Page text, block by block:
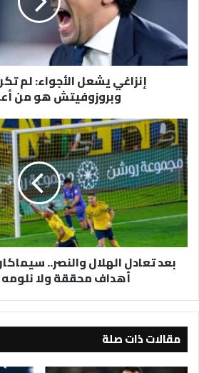
تسلل..
وبروزوفيتش
هو
إنزاغي يشعل الأجواء: لم
وبروزوفيتش هو من
بعد
تعادل
الهلال
والنصر..
سيماكان:
‘بينتو’
أنقذنا
من
أهداف
محققة
بعد تعادل الهلال والنصر..
أهداف محققة ولا نلومه
مقالات ذات صلة